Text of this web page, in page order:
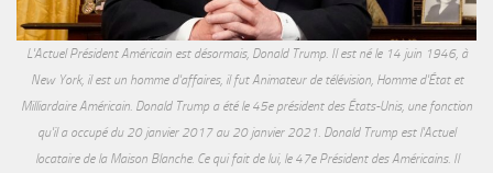
L'Actuel Président Américain est désormais, Donald Trump. Il est né le 14 juin 1946, à
New York, il est un homme d'affaires, il fut Animateur de télévision, Homme d'État et
Milliardaire Américain. Donald Trump a été le 45e président des États-Unis, une fonction
qu'il a occupé du 20 janvier 2017 au 20 janvier 2021. Donald Trump est l'Actuel
locataire de la Maison Blanche. Ce qui fait de lui, le 47e Président des Américains. Il